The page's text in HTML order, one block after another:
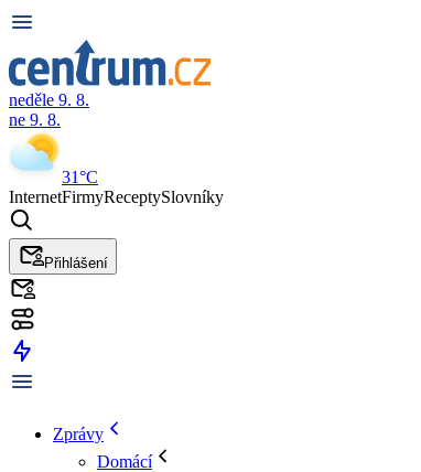
neděle 9. 8.
ne 9. 8.
31°C
InternetFirmyReceptySlovníky
Přihlášení
Zprávy
Domácí